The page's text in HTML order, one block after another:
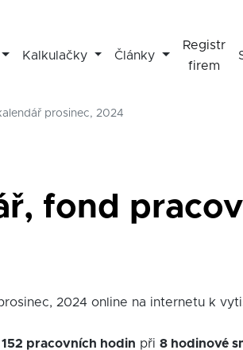
Kalkulačky Články
Registr
firem
prosinec, 2024
fond
2024 online na internetu k
152 pracovních hodin při 8 hodinové